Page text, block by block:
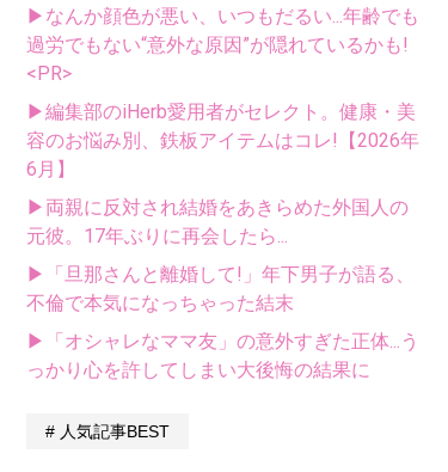
▶なんか顔色が悪い、いつもだるい...年齢でも
過労でもない“意外な原因”が隠れているかも!
<PR>
▶編集部のiHerb愛用者がセレクト。健康・美
容のお悩み別、鉄板アイテムはコレ!【2026年
6月】
▶両親に反対され結婚をあきらめた外国人の
元彼。17年ぶりに再会したら...
▶「旦那さんと離婚して!」年下男子が語る、
不倫で本気になっちゃった結末
▶「オシャレなママ友」の意外すぎた正体...う
っかり心を許してしまい大後悔の結果に
人気記事BEST